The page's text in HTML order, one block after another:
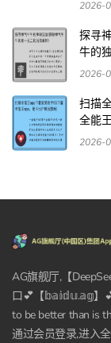
2026-
探寻
牛的
2026-
扫描
全能
2026-
AG旗舰厅,【
口💕【𝕓𝕒𝕚𝕕𝕦.𝕒𝕘】
to be better than is
通过会员登录,进入